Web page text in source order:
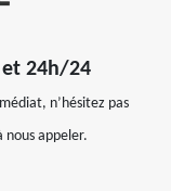
et 24h/24
n’hésitez pas
nous appeler.